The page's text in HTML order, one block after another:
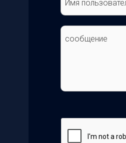
Имя
сообщение